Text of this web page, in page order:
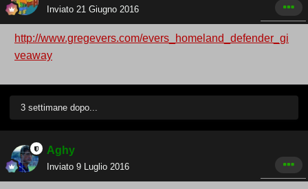
Inviato 21 Giugno 2016
http://www.gregevers.com/evers_homeland_defender_gi
veaway
3 settimane dopo...
Aghy
Inviato 9 Luglio 2016